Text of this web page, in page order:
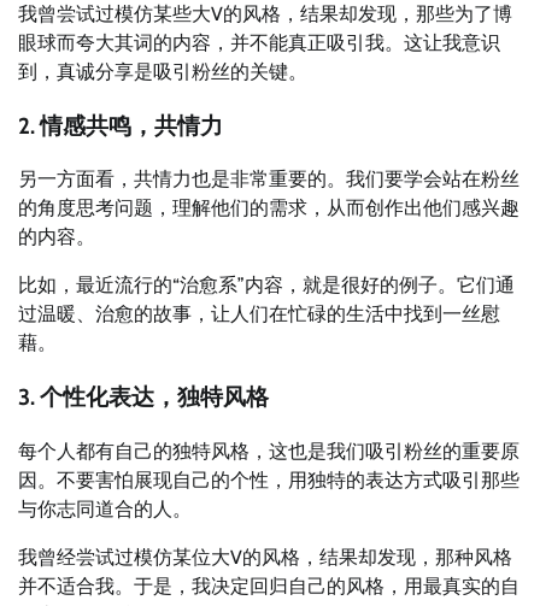
我曾尝试过模仿某些大V的风格，结果却发现，那些为了博
眼球而夸大其词的内容，并不能真正吸引我。这让我意识
到，真诚分享是吸引粉丝的关键。
2. 情感共鸣，共情力
另一方面看，共情力也是非常重要的。我们要学会站在粉丝
的角度思考问题，理解他们的需求，从而创作出他们感兴趣
的内容。
比如，最近流行的“治愈系”内容，就是很好的例子。它们通
过温暖、治愈的故事，让人们在忙碌的生活中找到一丝慰
藉。
3. 个性化表达，独特风格
每个人都有自己的独特风格，这也是我们吸引粉丝的重要原
因。不要害怕展现自己的个性，用独特的表达方式吸引那些
与你志同道合的人。
我曾经尝试过模仿某位大V的风格，结果却发现，那种风格
并不适合我。于是，我决定回归自己的风格，用最真实的自